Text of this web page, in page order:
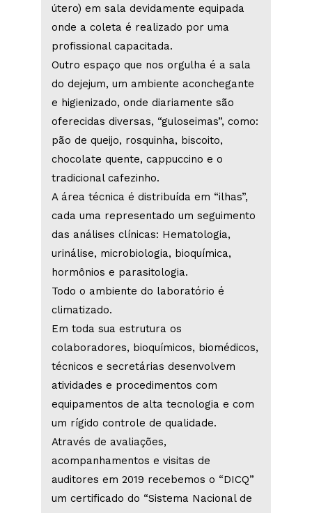
útero) em sala devidamente equipada
onde a coleta é realizado por uma
profissional capacitada.
Outro espaço que nos orgulha é a sala
do dejejum, um ambiente aconchegante
e higienizado, onde diariamente são
oferecidas diversas, “guloseimas”, como:
pão de queijo, rosquinha, biscoito,
chocolate quente, cappuccino e o
tradicional cafezinho.
A área técnica é distribuída em “ilhas”,
cada uma representado um seguimento
das análises clínicas: Hematologia,
urinálise, microbiologia, bioquímica,
hormônios e parasitologia.
Todo o ambiente do laboratório é
climatizado.
Em toda sua estrutura os
colaboradores, bioquímicos, biomédicos,
técnicos e secretárias desenvolvem
atividades e procedimentos com
equipamentos de alta tecnologia e com
um rígido controle de qualidade.
Através de avaliações,
acompanhamentos e visitas de
auditores em 2019 recebemos o “DICQ”
um certificado do “Sistema Nacional de